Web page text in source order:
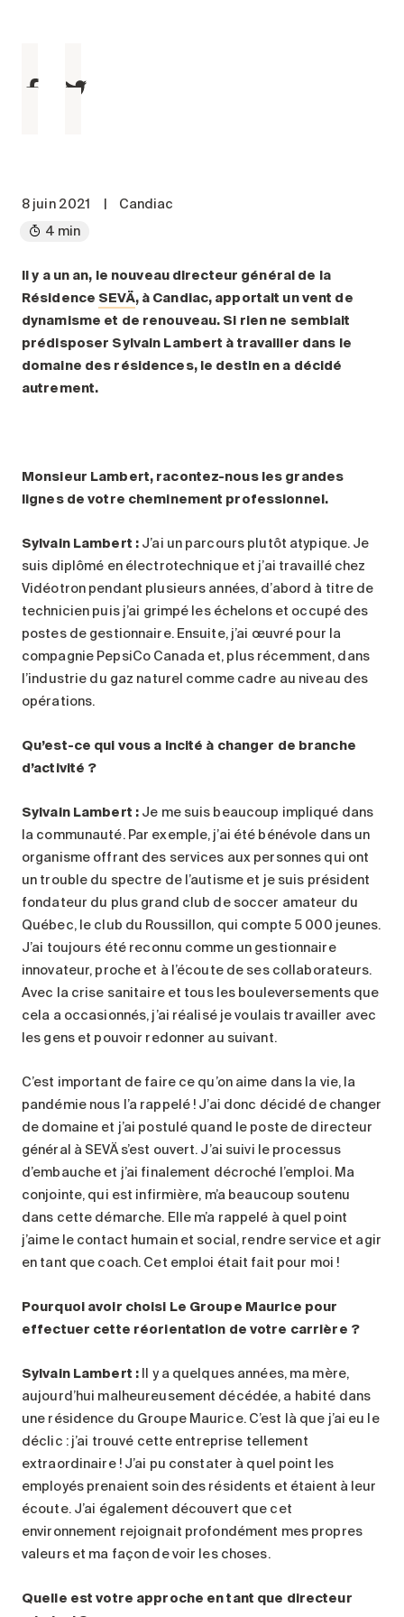
Nos résidences
Emplois
À propos
Nouvelles
FAQ
Rechercher&nbsp;:
8 juin 2021
Candiac
4 min
Il y a un an, le nouveau directeur général de la
Résidence SEVÄ, à Candiac, apportait un vent de
dynamisme et de renouveau. Si rien ne semblait
prédisposer Sylvain Lambert à travailler dans le
domaine des résidences, le destin en a décidé
autrement.
Monsieur Lambert, racontez-nous les grandes
lignes de votre cheminement professionnel.
Sylvain Lambert : J’ai un parcours plutôt atypique. Je
suis diplômé en électrotechnique et j’ai travaillé chez
Vidéotron pendant plusieurs années, d’abord à titre de
technicien puis j’ai grimpé les échelons et occupé des
postes de gestionnaire. Ensuite, j’ai œuvré pour la
compagnie PepsiCo Canada et, plus récemment, dans
l’industrie du gaz naturel comme cadre au niveau des
opérations.
Qu’est-ce qui vous a incité à changer de branche
d’activité ?
Sylvain Lambert : Je me suis beaucoup impliqué dans
la communauté. Par exemple, j’ai été bénévole dans un
organisme offrant des services aux personnes qui ont
un trouble du spectre de l’autisme et je suis président
fondateur du plus grand club de soccer amateur du
Québec, le club du Roussillon, qui compte 5 000 jeunes.
J’ai toujours été reconnu comme un gestionnaire
innovateur, proche et à l’écoute de ses collaborateurs.
Avec la crise sanitaire et tous les bouleversements que
cela a occasionnés, j’ai réalisé je voulais travailler avec
les gens et pouvoir redonner au suivant.
C’est important de faire ce qu’on aime dans la vie, la
pandémie nous l’a rappelé ! J’ai donc décidé de changer
de domaine et j’ai postulé quand le poste de directeur
général à SEVÄ s’est ouvert. J’ai suivi le processus
d’embauche et j’ai finalement décroché l’emploi. Ma
conjointe, qui est infirmière, m’a beaucoup soutenu
dans cette démarche. Elle m’a rappelé à quel point
j’aime le contact humain et social, rendre service et agir
en tant que coach. Cet emploi était fait pour moi !
Pourquoi avoir choisi Le Groupe Maurice pour
effectuer cette réorientation de votre carrière ?
Sylvain Lambert : Il y a quelques années, ma mère,
aujourd’hui malheureusement décédée, a habité dans
une résidence du Groupe Maurice. C’est là que j’ai eu le
déclic : j’ai trouvé cette entreprise tellement
extraordinaire ! J’ai pu constater à quel point les
employés prenaient soin des résidents et étaient à leur
écoute. J’ai également découvert que cet
environnement rejoignait profondément mes propres
valeurs et ma façon de voir les choses.
Quelle est votre approche en tant que directeur